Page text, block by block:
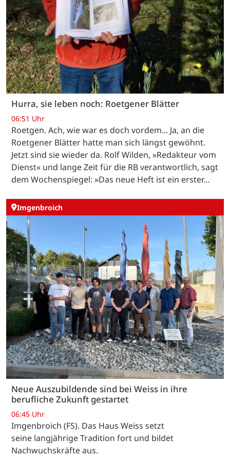
Hurra, sie leben noch: Roetgener Blätter
06:51 Uhr
Roetgen. Ach, wie war es doch vordem... Ja, an die
Roetgener Blätter hatte man sich längst gewöhnt.
Jetzt sind sie wieder da. Rolf Wilden, »Redakteur vom
Dienst« und lange Zeit für die RB verantwortlich, sagt
dem Wochenspiegel: »Das neue Heft ist ein erster…
Imgenbroich
Neue Auszubildende sind bei Weiss in ihre
berufliche Zukunft gestartet
06:45 Uhr
Imgenbroich (FS). Das Haus Weiss setzt
seine langjährige Tradition fort und bildet
Nachwuchskräfte aus.